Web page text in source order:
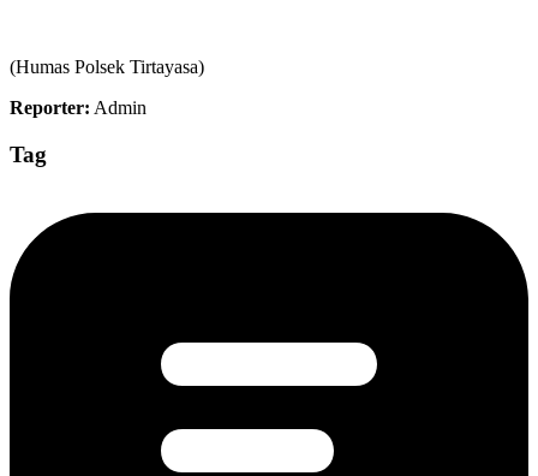
(Humas Polsek Tirtayasa)
Reporter: Admin
Tag